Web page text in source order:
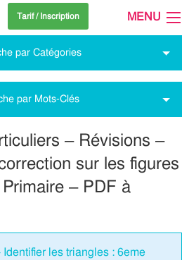
Tarif / Inscription MENU
par Catégories
par Mots-Clés
– Révisions –
sur les figures
– PDF à
Identifier les triangles : 6eme